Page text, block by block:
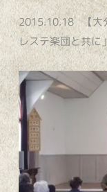
2015.10.18 【大
レステ楽団と共に